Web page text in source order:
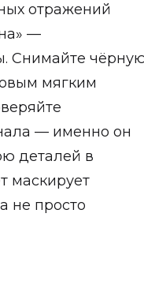
отражений
—
Снимайте
мягким
— именно он
деталей в
маскирует
не просто